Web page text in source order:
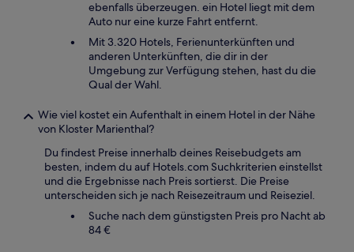
ebenfalls überzeugen. ein Hotel liegt mit dem
Auto nur eine kurze Fahrt entfernt.
Mit 3.320 Hotels, Ferienunterkünften und
anderen Unterkünften, die dir in der
Umgebung zur Verfügung stehen, hast du die
Qual der Wahl.
Wie viel kostet ein Aufenthalt in einem Hotel in der Nähe
von Kloster Marienthal?
Du findest Preise innerhalb deines Reisebudgets am
besten, indem du auf Hotels.com Suchkriterien einstellst
und die Ergebnisse nach Preis sortierst. Die Preise
unterscheiden sich je nach Reisezeitraum und Reiseziel.
Suche nach dem günstigsten Preis pro Nacht ab
84 €